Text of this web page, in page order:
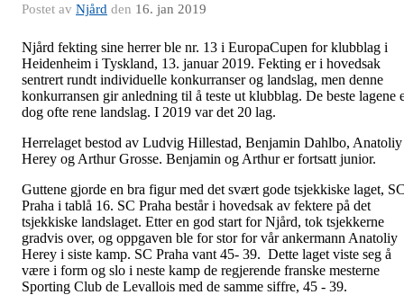
Postet av Njård den 16. jan 2019
Njård fekting sine herrer ble nr. 13 i EuropaCupen for klubblag i
Heidenheim i Tyskland, 13. januar 2019. Fekting er i hovedsak
sentrert rundt individuelle konkurranser og landslag, men denne
konkurransen gir anledning til å teste ut klubblag. De beste lagene
dog ofte rene landslag. I 2019 var det 20 lag.
Herrelaget bestod av Ludvig Hillestad, Benjamin Dahlbo, Anatoliy
Herey og Arthur Grosse. Benjamin og Arthur er fortsatt junior.
Guttene gjorde en bra figur med det svært gode tsjekkiske laget,
Praha i tablå 16. SC Praha består i hovedsak av fektere på det
tsjekkiske landslaget. Etter en god start for Njård, tok tsjekkerne
gradvis over, og oppgaven ble for stor for vår ankermann Anatoliy
Herey i siste kamp. SC Praha vant 45- 39. Dette laget viste seg å
være i form og slo i neste kamp de regjerende franske mesterne
Sporting Club de Levallois med de samme siffre, 45 - 39.